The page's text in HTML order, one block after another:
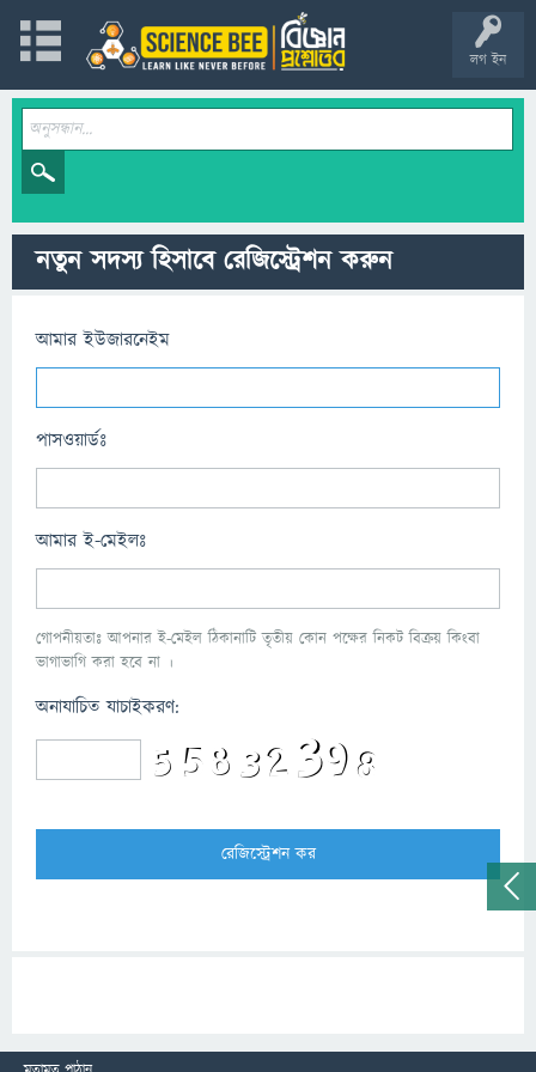
লগ ইন
নতুন সদস্য হিসাবে রেজিস্ট্রেশন করুন
আমার ইউজারনেইম
পাসওয়ার্ডঃ
আমার ই-মেইলঃ
গোপনীয়তাঃ আপনার ই-মেইল ঠিকানাটি তৃতীয় কোন পক্ষের নিকট বিক্রয় কিংবা
ভাগাভাগি করা হবে না ।
অনাযাচিত যাচাইকরণ: